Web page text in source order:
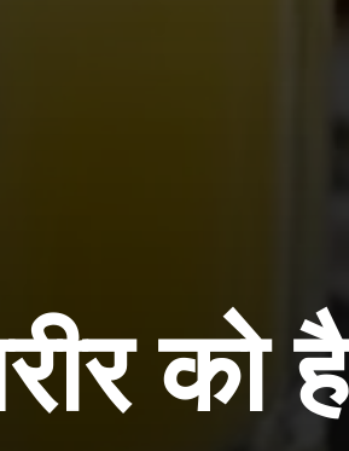
को है